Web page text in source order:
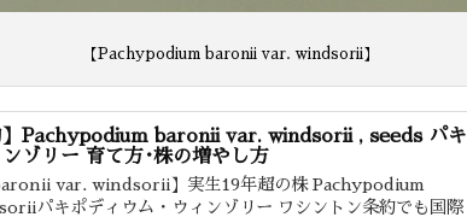
【Pachypodium baronii var. windsorii】
】Pachypodium baronii var. windsorii , seeds パキ
ゾリー 育て方･株の増やし方
var. windsorii】実生19年超の株 Pachypodium
パキポディウム・ウィンゾリー ワシントン条約でも国際